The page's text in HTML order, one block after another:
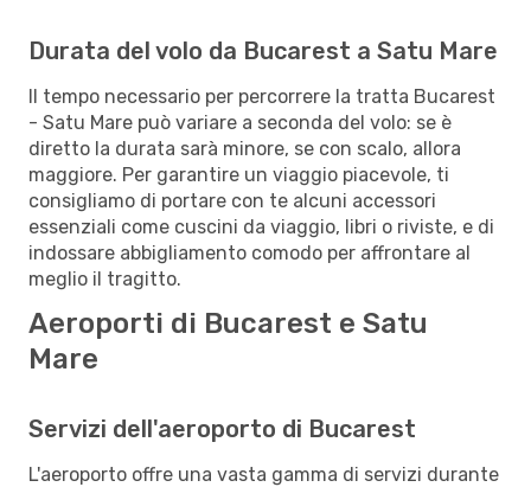
Durata del volo da Bucarest a Satu Mare
Il tempo necessario per percorrere la tratta Bucarest
- Satu Mare può variare a seconda del volo: se è
diretto la durata sarà minore, se con scalo, allora
maggiore. Per garantire un viaggio piacevole, ti
consigliamo di portare con te alcuni accessori
essenziali come cuscini da viaggio, libri o riviste, e di
indossare abbigliamento comodo per affrontare al
meglio il tragitto.
Aeroporti di Bucarest e Satu
Mare
Servizi dell'aeroporto di Bucarest
L'aeroporto offre una vasta gamma di servizi durante